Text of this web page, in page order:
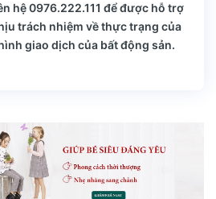
hệ 0976.222.111 để được hỗ trợ
trách nhiệm về thực trạng của
giao dịch của bất động sản.